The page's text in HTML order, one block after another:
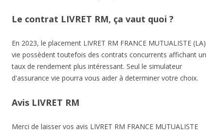
Le contrat LIVRET RM, ça vaut quoi ?
En 2023, le placement LIVRET RM FRANCE MUTUALISTE (LA)
vie possèdent toutefois des contrats concurrents affichant un
taux de rendement plus intéressant. Seul le simulateur
d'assurance vie pourra vous aider à determiner votre choix.
Avis LIVRET RM
Merci de laisser vos avis LIVRET RM FRANCE MUTUALISTE